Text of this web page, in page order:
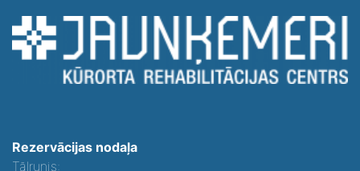
Rezervācijas nodaļa
Tālrunis: